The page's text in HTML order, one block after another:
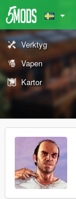
Verktyg
Vapen
Kartor